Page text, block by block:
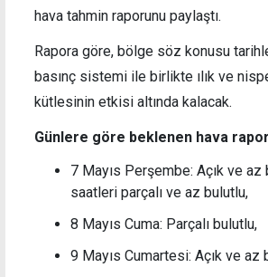
hava tahmin raporunu paylaştı.
Rapora göre, bölge söz konusu
basınç sistemi ile birlikte ılık ve
kütlesinin etkisi altında kalacak.
Günlere göre beklenen hava
7 Mayıs Perşembe: Açık ve
saatleri parçalı ve az bulutlu,
8 Mayıs Cuma: Parçalı bulutlu,
9 Mayıs Cumartesi: Açık ve az